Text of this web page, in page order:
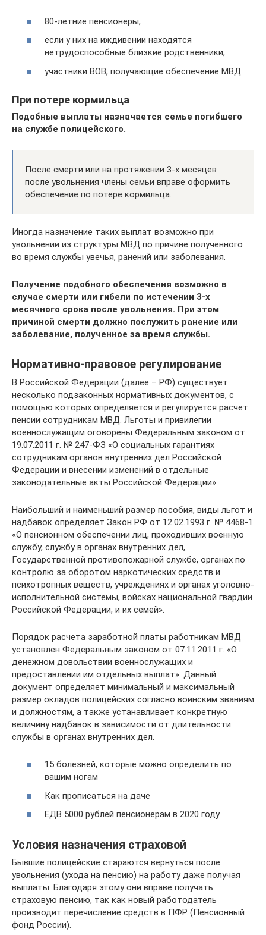
80-летние пенсионеры;
если у них на иждивении находятся
нетрудоспособные близкие родственники;
участники ВОВ, получающие обеспечение МВД.
При потере кормильца
Подобные выплаты назначается семье погибшего
на службе полицейского.
После смерти или на протяжении 3-х месяцев
после увольнения члены семьи вправе оформить
обеспечение по потере кормильца.
Иногда назначение таких выплат возможно при
увольнении из структуры МВД по причине полученного
во время службы увечья, ранений или заболевания.
Получение подобного обеспечения возможно в
случае смерти или гибели по истечении 3-х
месячного срока после увольнения. При этом
причиной смерти должно послужить ранение или
заболевание, полученное за время службы.
Нормативно-правовое регулирование
В Российской Федерации (далее – РФ) существует
несколько подзаконных нормативных документов, с
помощью которых определяется и регулируется расчет
пенсии сотрудникам МВД. Льготы и привилегии
военнослужащим оговорены Федеральным законом от
19.07.2011 г. № 247-ФЗ «О социальных гарантиях
сотрудникам органов внутренних дел Российской
Федерации и внесении изменений в отдельные
законодательные акты Российской Федерации».
Наибольший и наименьший размер пособия, виды льгот и
надбавок определяет Закон РФ от 12.02.1993 г. № 4468-1
«О пенсионном обеспечении лиц, проходивших военную
службу, службу в органах внутренних дел,
Государственной противопожарной службе, органах по
контролю за оборотом наркотических средств и
психотропных веществ, учреждениях и органах уголовно-
исполнительной системы, войсках национальной гвардии
Российской Федерации, и их семей».
Порядок расчета заработной платы работникам МВД
установлен Федеральным законом от 07.11.2011 г. «О
денежном довольствии военнослужащих и
предоставлении им отдельных выплат». Данный
документ определяет минимальный и максимальный
размер окладов полицейских согласно воинским званиям
и должностям, а также устанавливает конкретную
величину надбавок в зависимости от длительности
службы в органах внутренних дел.
15 болезней, которые можно определить по
вашим ногам
Как прописаться на даче
ЕДВ 5000 рублей пенсионерам в 2020 году
Условия назначения страховой
Бывшие полицейские стараются вернуться после
увольнения (ухода на пенсию) на работу даже получая
выплаты. Благодаря этому они вправе получать
страховую пенсию, так как новый работодатель
производит перечисление средств в ПФР (Пенсионный
фонд России).